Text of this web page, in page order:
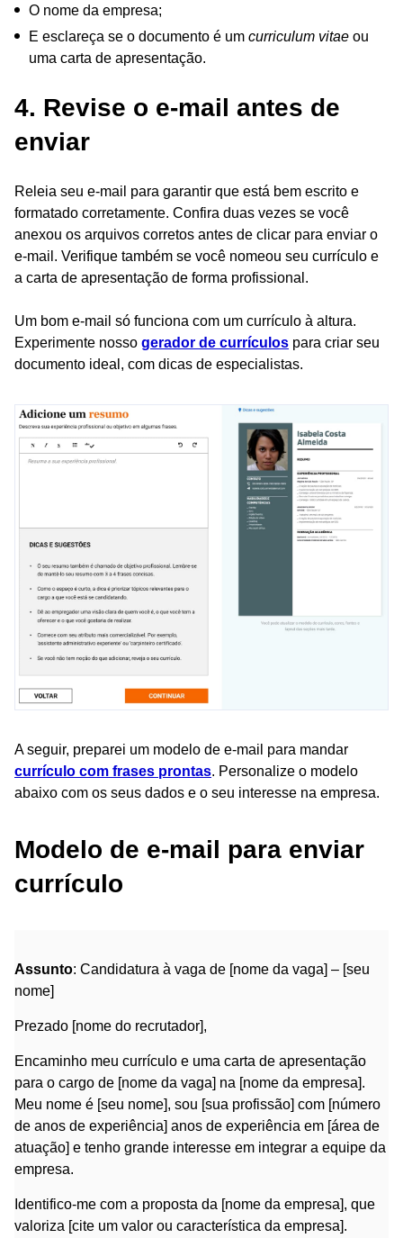
O nome da empresa;
E esclareça se o documento é um curriculum vitae ou
uma carta de apresentação.
4. Revise o e-mail antes de
enviar
Releia seu e-mail para garantir que está bem escrito e
formatado corretamente. Confira duas vezes se você
anexou os arquivos corretos antes de clicar para enviar o
e-mail. Verifique também se você nomeou seu currículo e
a carta de apresentação de forma profissional.
Um bom e-mail só funciona com um currículo à altura.
Experimente nosso gerador de currículos para criar seu
documento ideal, com dicas de especialistas.
A seguir, preparei um modelo de e-mail para mandar
currículo com frases prontas. Personalize o modelo
abaixo com os seus dados e o seu interesse na empresa.
Modelo de e-mail para enviar
currículo
Assunto: Candidatura à vaga de [nome da vaga] – [seu
nome]
Prezado [nome do recrutador],
Encaminho meu currículo e uma carta de apresentação
para o cargo de [nome da vaga] na [nome da empresa].
Meu nome é [seu nome], sou [sua profissão] com [número
de anos de experiência] anos de experiência em [área de
atuação] e tenho grande interesse em integrar a equipe da
empresa.
Identifico-me com a proposta da [nome da empresa], que
valoriza [cite um valor ou característica da empresa].